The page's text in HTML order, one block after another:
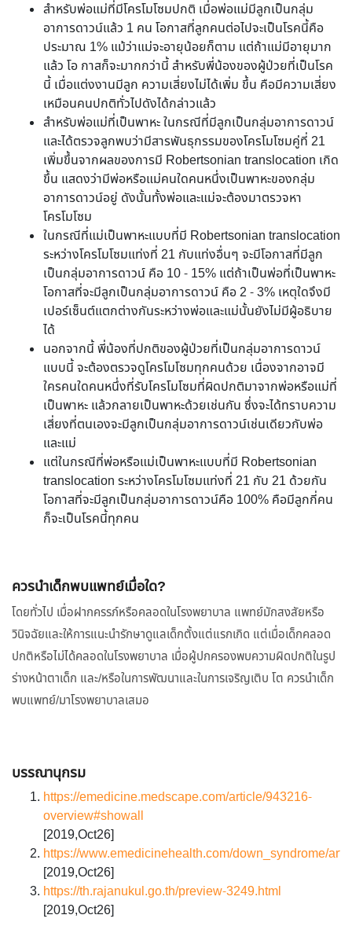
สำหรับพ่อแม่ที่มีโครโมโซมปกติ เมื่อพ่อแม่มีลูกเป็นกลุ่ม
อาการดาวน์แล้ว 1 คน โอกาสที่ลูกคนต่อไปจะเป็นโรคนี้คือ
ประมาณ 1% แม้ว่าแม่จะอายุน้อยก็ตาม แต่ถ้าแม่มีอายุมาก
แล้ว โอ กาสก็จะมากกว่านี้ สำหรับพี่น้องของผู้ป่วยที่เป็นโรค
นี้ เมื่อแต่งงานมีลูก ความเสี่ยงไม่ได้เพิ่ม ขึ้น คือมีความเสี่ยง
เหมือนคนปกติทั่วไปดังได้กล่าวแล้ว
สำหรับพ่อแม่ที่เป็นพาหะ ในกรณีที่มีลูกเป็นกลุ่มอาการดาวน์
และได้ตรวจลูกพบว่ามีสารพันธุกรรมของโครโมโซมคู่ที่ 21
เพิ่มขึ้นจากผลของการมี Robertsonian translocation เกิด
ขึ้น แสดงว่ามีพ่อหรือแม่คนใดคนหนึ่งเป็นพาหะของกลุ่ม
อาการดาวน์อยู่ ดังนั้นทั้งพ่อและแม่จะต้องมาตรวจหา
โครโมโซม
ในกรณีที่แม่เป็นพาหะแบบที่มี Robertsonian translocation
ระหว่างโครโมโซมแท่งที่ 21 กับแท่งอื่นๆ จะมีโอกาสที่มีลูก
เป็นกลุ่มอาการดาวน์ คือ 10 - 15% แต่ถ้าเป็นพ่อที่เป็นพาหะ
โอกาสที่จะมีลูกเป็นกลุ่มอาการดาวน์ คือ 2 - 3% เหตุใดจึงมี
เปอร์เซ็นต์แตกต่างกันระหว่างพ่อและแม่นั้นยังไม่มีผู้อธิบาย
ได้
นอกจากนี้ พี่น้องที่ปกติของผู้ป่วยที่เป็นกลุ่มอาการดาวน์
แบบนี้ จะต้องตรวจดูโครโมโซมทุกคนด้วย เนื่องจากอาจมี
ใครคนใดคนหนึ่งที่รับโครโมโซมที่ผิดปกติมาจากพ่อหรือแม่ที่
เป็นพาหะ แล้วกลายเป็นพาหะด้วยเช่นกัน ซึ่งจะได้ทราบความ
เสี่ยงที่ตนเองจะมีลูกเป็นกลุ่มอาการดาวน์เช่นเดียวกับพ่อ
และแม่
แต่ในกรณีที่พ่อหรือแม่เป็นพาหะแบบที่มี Robertsonian
translocation ระหว่างโครโมโซมแท่งที่ 21 กับ 21 ด้วยกัน
โอกาสที่จะมีลูกเป็นกลุ่มอาการดาวน์คือ 100% คือมีลูกกี่คน
ก็จะเป็นโรคนี้ทุกคน
ควรนำเด็กพบแพทย์เมื่อใด?
โดยทั่วไป เมื่อฝากครรภ์หรือคลอดในโรงพยาบาล แพทย์มักสงสัยหรือ
วินิจฉัยและให้การแนะนำรักษาดูแลเด็กตั้งแต่แรกเกิด แต่เมื่อเด็กคลอด
ปกติหรือไม่ได้คลอดในโรงพยาบาล เมื่อผู้ปกครองพบความผิดปกติในรูป
ร่างหน้าตาเด็ก และ/หรือในการพัฒนาและในการเจริญเติบ โต ควรนำเด็ก
พบแพทย์/มาโรงพยาบาลเสมอ
บรรณานุกรม
https://emedicine.medscape.com/article/943216-
overview#showall
[2019,Oct26]
https://www.emedicinehealth.com/down_syndrome/
[2019,Oct26]
https://th.rajanukul.go.th/preview-3249.html
[2019,Oct26]